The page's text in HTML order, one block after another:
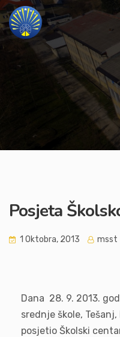
Posjeta
1 Oktobra, 2013 msst
Dana 28. 9. 2013.
srednje škole,
posjetio Školski